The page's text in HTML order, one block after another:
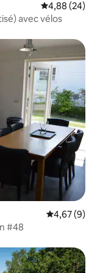
Évaluation
4,88 (24)
avec vélos
Évaluation
4,67 (9)
#48